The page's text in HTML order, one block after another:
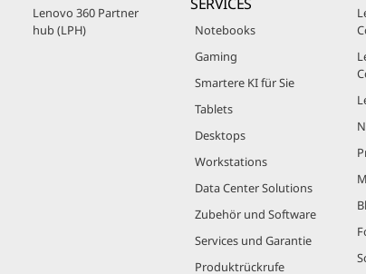
Lenovo 360 Partner
hub (LPH)
Notebooks
Gaming
Smartere KI für Sie
Tablets
Desktops
Workstations
Data Center Solutions
Zubehör und Software
Services und Garantie
Produktrückrufe